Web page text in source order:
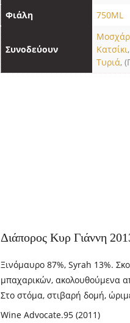
Φιάλη
750ML
Συνοδεύουν
Κατσίκι
Τυριά,
Διάπορος Κυρ Γιάννη
Ξινόμαυρο 87%, Syrah 13%.
μπαχαρικών, ακολουθούμενα
Στο στόμα, στιβαρή δομή,
Wine Advocate.95 (2011)